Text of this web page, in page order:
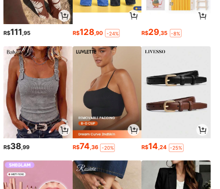
R$111,95 R$128,90 -24% R$29,35 -8%
R$38,99 R$74,36 -20% R$14,24 -25%